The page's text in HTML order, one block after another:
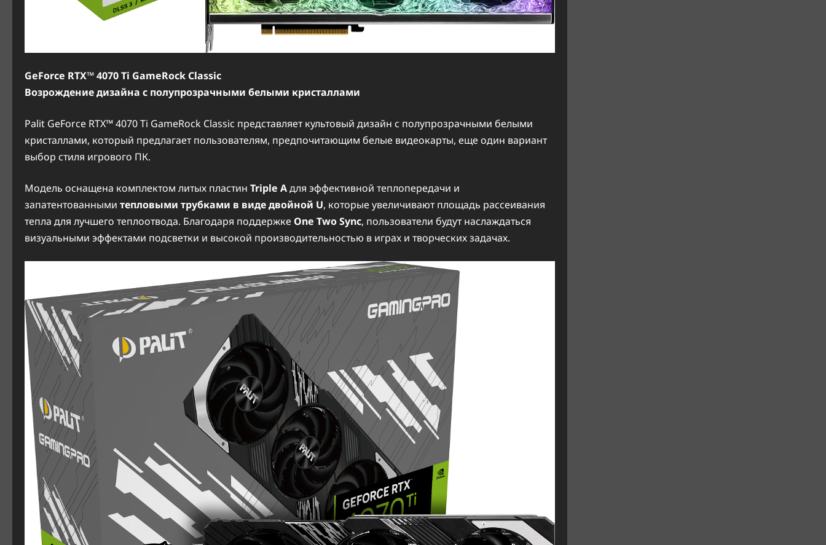
GeForce RTX™ 4070 Ti GameRock Classic
Возрождение дизайна с полупрозрачными белыми кристаллами
Palit GeForce RTX™ 4070 Ti GameRock Classic представляет культовый дизайн с полупрозрачными белыми
кристаллами, который предлагает пользователям, предпочитающим белые видеокарты, еще один вариант
выбор стиля игрового ПК.
Модель оснащена комплектом литых пластин Triple Aдля эффективной теплопередачи и
запатентованными тепловыми трубками в виде двойной U, которые увеличивают площадь рассеивания
тепла для лучшего теплоотвода. Благодаря поддержке One Two Sync, пользователи будут наслаждаться
визуальными эффектами подсветки и высокой производительностью в играх и творческих задачах.